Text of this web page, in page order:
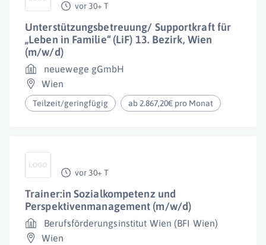
vor 30+ T
Unterstützungsbetreuung/ Supportkraft für
„Leben in Familie“ (LiF) 13. Bezirk, Wien
(m/w/d)
neuewege gGmbH
Wien
Teilzeit/geringfügig ab 2.867,20€ pro Monat
vor 30+ T
Trainer:in Sozialkompetenz und
Perspektivenmanagement (m/w/d)
Berufsförderungsinstitut Wien (BFI Wien)
Wien